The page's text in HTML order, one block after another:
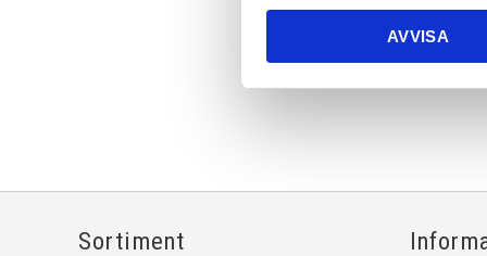
AVVISA
Sortiment